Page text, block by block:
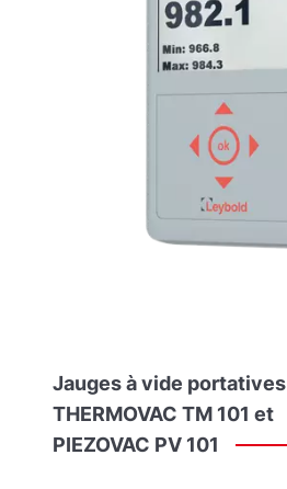
Jaugesàvide portatives
THERMOVAC TM 101 et
PIEZOVAC PV 101